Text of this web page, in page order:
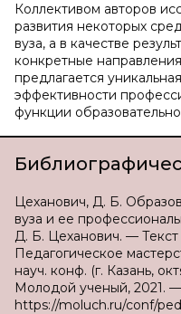
Коллективом авторов
развития некоторых
вуза, а в качестве
конкретные
предлагается
эффективности
функции
Цеханович, Д. Б.
вуза и ее
Д. Б. Цеханович. —
Педагогическое
науч. конф. (г. Казань,
Молодой ученый, 2021.
https://moluch.ru/conf/